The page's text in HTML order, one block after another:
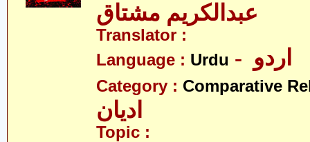
عبدالکریم مشتاق
Translator :
Language : Urdu
Category : Comparative
ادیان
Topic :